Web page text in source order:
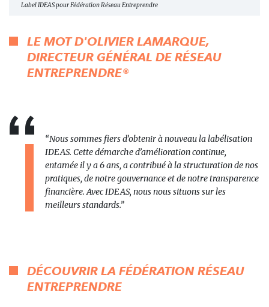
Label IDEAS pour Fédération Réseau Entreprendre
LE MOT D'OLIVIER LAMARQUE,
DIRECTEUR GÉNÉRAL DE RÉSEAU
ENTREPRENDRE®
“Nous sommes fiers d’obtenir à nouveau la labélisation
IDEAS. Cette démarche d’amélioration continue,
entamée il y a 6 ans, a contribué à la structuration de nos
pratiques, de notre gouvernance et de notre transparence
financière. Avec IDEAS, nous nous situons sur les
meilleurs standards.”
DÉCOUVRIR LA FÉDÉRATION RÉSEAU
ENTREPRENDRE